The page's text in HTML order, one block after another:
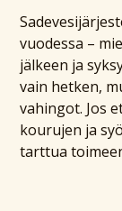
vuodessa –
jälkeen ja
vain hetken,
vahingot. Jos
kourujen ja
tarttua